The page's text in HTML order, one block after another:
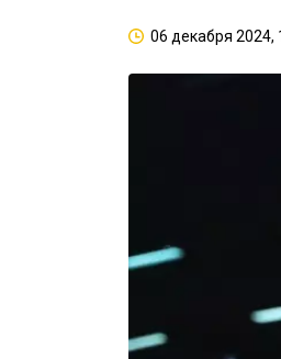
06 декабря 2024,